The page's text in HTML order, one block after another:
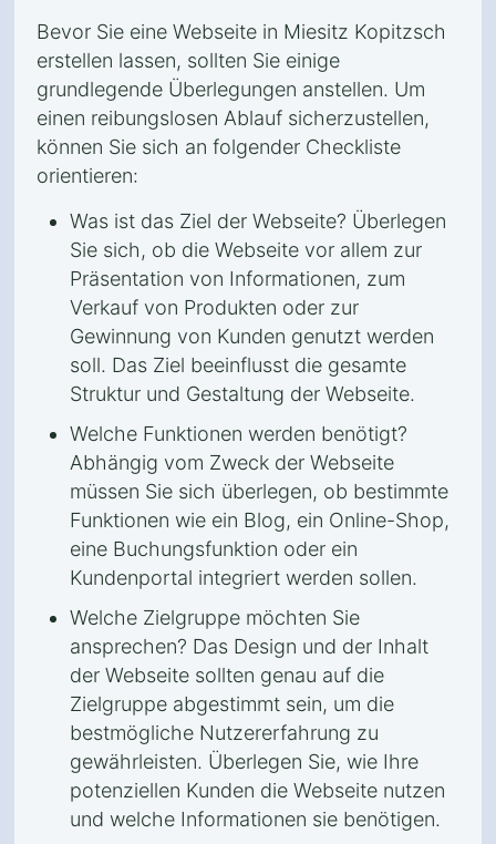
Bevor Sie eine Webseite in Miesitz Kopitzsch
erstellen lassen, sollten Sie einige
grundlegende Überlegungen anstellen. Um
einen reibungslosen Ablauf sicherzustellen,
können Sie sich an folgender Checkliste
orientieren:
Was ist das Ziel der Webseite? Überlegen
Sie sich, ob die Webseite vor allem zur
Präsentation von Informationen, zum
Verkauf von Produkten oder zur
Gewinnung von Kunden genutzt werden
soll. Das Ziel beeinflusst die gesamte
Struktur und Gestaltung der Webseite.
Welche Funktionen werden benötigt?
Abhängig vom Zweck der Webseite
müssen Sie sich überlegen, ob bestimmte
Funktionen wie ein Blog, ein Online-Shop,
eine Buchungsfunktion oder ein
Kundenportal integriert werden sollen.
Welche Zielgruppe möchten Sie
ansprechen? Das Design und der Inhalt
der Webseite sollten genau auf die
Zielgruppe abgestimmt sein, um die
bestmögliche Nutzererfahrung zu
gewährleisten. Überlegen Sie, wie Ihre
potenziellen Kunden die Webseite nutzen
und welche Informationen sie benötigen.